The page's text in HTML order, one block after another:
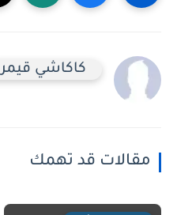
كاكاشي قيمر
مقالات قد تهمك